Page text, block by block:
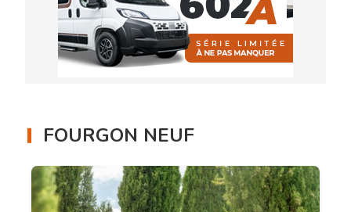
FOURGON NEUF